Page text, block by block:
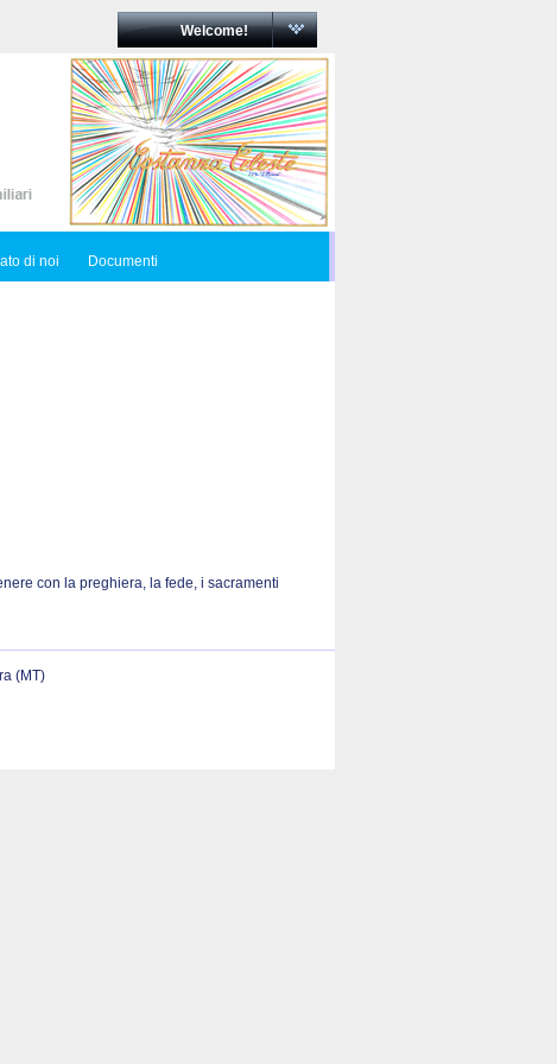
Welcome!
di noi Documenti
con la preghiera, la fede, i sacramenti
(MT)